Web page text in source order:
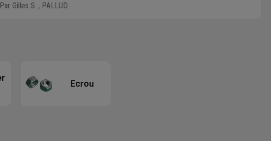
Par Gilles S. , PALLUD
Ecrou